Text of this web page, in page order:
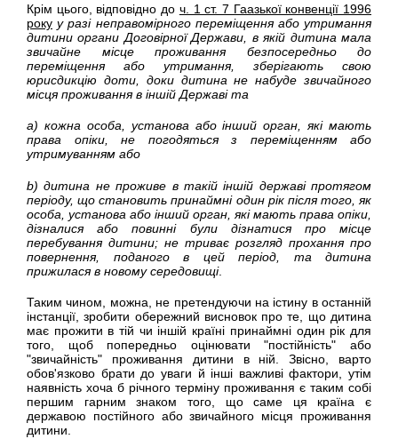
Крім цього, відповідно до ч. 1 ст. 7 Гаазької конвенції 1996
року у разі неправомірного переміщення або утримання
дитини органи Договірної Держави, в якій дитина мала
звичайне місце проживання безпосередньо до
переміщення або утримання, зберігають свою
юрисдикцію доти, доки дитина не набуде звичайного
місця проживання в іншій Державі та
а) кожна особа, установа або інший орган, які мають
права опіки, не погодяться з переміщенням або
утримуванням або
b) дитина не проживе в такій іншій державі протягом
періоду, що становить принаймні один рік після того, як
особа, установа або інший орган, які мають права опіки,
дізналися або повинні були дізнатися про місце
перебування дитини; не триває розгляд прохання про
повернення, поданого в цей період, та дитина
прижилася в новому середовищі.
Таким чином, можна, не претендуючи на істину в останній
інстанції, зробити обережний висновок про те, що дитина
має прожити в тій чи іншій країні принаймні один рік для
того, щоб попередньо оцінювати "постійність" або
"звичайність" проживання дитини в ній. Звісно, варто
обов'язково брати до уваги й інші важливі фактори, утім
наявність хоча б річного терміну проживання є таким собі
першим гарним знаком того, що саме ця країна є
державою постійного або звичайного місця проживання
дитини.